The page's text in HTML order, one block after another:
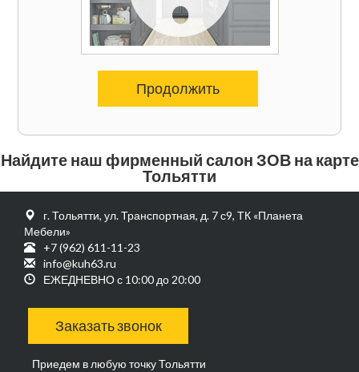
Продолжить
Найдите наш фирменный салон ЗОВ на карте
Тольятти
г. Тольятти, ул. Транспортная, д. 7 с9, ТК «Планета
Мебели»
+7 (962) 611-11-23
info@kuh63.ru
ЕЖЕДНЕВНО с 10:00 до 20:00
Заказать звонок
Приедем в любую точку Тольятти